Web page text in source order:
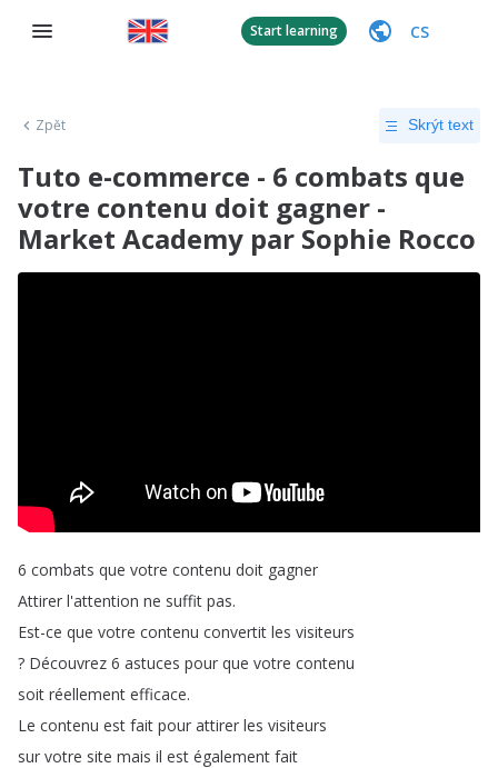
Start learning CS
Zpět Skrýt text
Tuto e-commerce - 6 combats que
votre contenu doit gagner -
Market Academy par Sophie Rocco
6 combats que votre contenu doit gagner
Attirer l'attention ne suffit pas.
Est-ce que votre contenu convertit les visiteurs
? Découvrez 6 astuces pour que votre contenu
soit réellement efficace.
Le contenu est fait pour attirer les visiteurs
sur votre site mais il est également fait